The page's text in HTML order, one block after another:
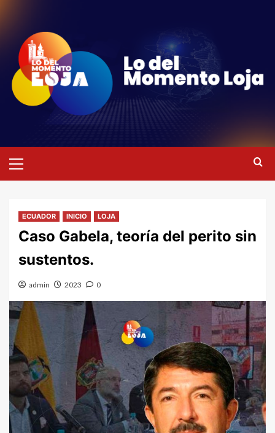
contenido
primario
ECUADOR INICIO LOJA
Caso Gabela, teoría del perito sin
sustentos.
admin 2023 0